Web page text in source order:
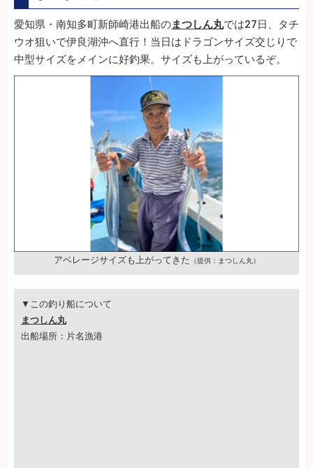
愛知県・南知多町新師崎港出船のまつしん丸では27日、タチ
ウオ狙いで伊良湖沖へ直行！当日はドラゴンサイズ交じりで
中型サイズをメインに好釣果。サイズも上がっているぞ。
アベレージサイズも上がってきた （提供：まつしん丸）
▼この釣り船について
まつしん丸
出船場所：片名漁港